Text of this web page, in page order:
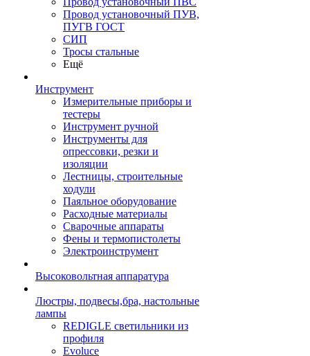
Провод установочный ПУВ,
ПУГВ ГОСТ
СИП
Тросы стальные
Ещё
Инструмент
Измерительные приборы и
тестеры
Инструмент ручной
Инструменты для
опрессовки, резки и
изоляции
Лестницы, строительные
ходули
Паяльное оборудование
Расходные материалы
Сварочные аппараты
Фены и термопистолеты
Электроинструмент
Высоковольтная аппаратура
Люстры, подвесы,бра, настольные
лампы
REDIGLE светильники из
профиля
Evoluce